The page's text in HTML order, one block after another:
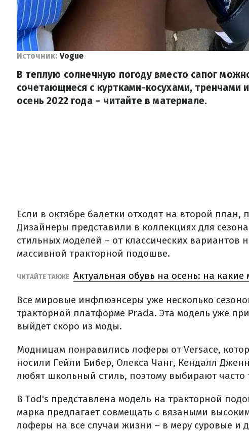
Источник: Vogue
В теплую солнечную погоду вместо сапог
сочетающиеся с куртками-косухами, тренчами
осень 2022 года – читайте в материале.
Если в октябре балетки отходят на второй
Дизайнеры представили в коллекциях для
стильных моделей – от классических
массивной тракторной подошве.
ЧИТАЙТЕ ТАКЖЕ Актуальная обувь на осень: на
Все мировые инфлюэнсеры уже несколько
тракторной платформе Prada. Эта модель уже
выйдет скоро из моды.
Модницам понравились лоферы от Versace,
носили Гейли Бибер, Олекса Чанг, Кендалл
любят школьный стиль, поэтому выбирают
В Tod's представлена ​​модель на тракторной
марка предлагает совмещать с вязаными
лоферы на все случаи жизни – в меру суровые и